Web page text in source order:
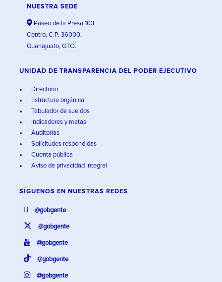
NUESTRA SEDE
Paseo de la Presa 103,
Centro, C.P. 36000,
Guanajuato, GTO.
UNIDAD DE TRANSPARENCIA DEL PODER EJECUTIVO
Directorio
Estructura orgánica
Tabulador de sueldos
Indicadores y metas
Auditorías
Solicitudes respondidas
Cuenta pública
Aviso de privacidad integral
SÍGUENOS EN NUESTRAS REDES
@gobgente
@gobgente
@gobgente
@gobgente
@gobgente